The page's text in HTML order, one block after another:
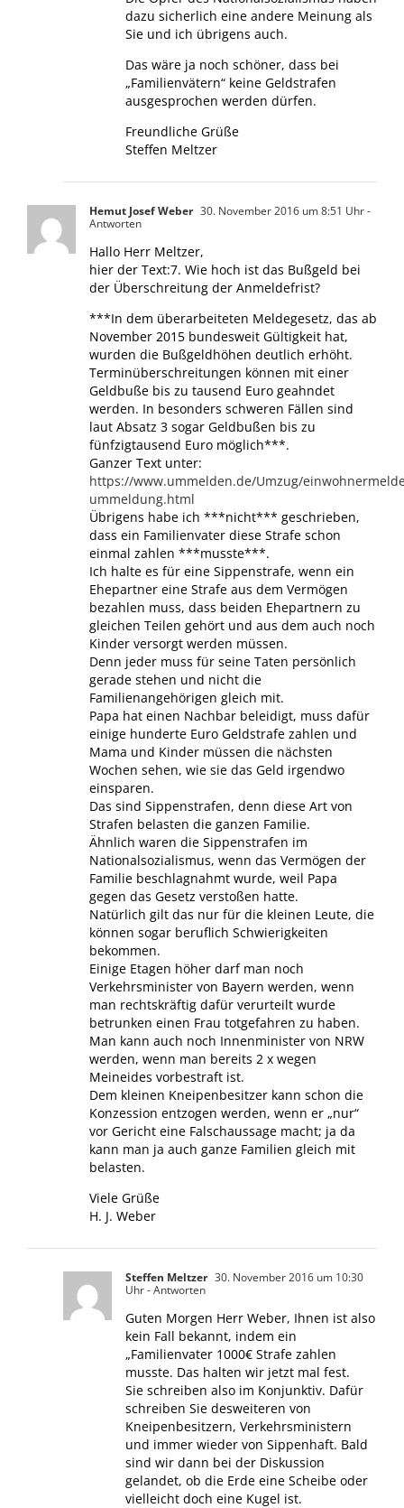
dazu sicherlich eine andere Meinung als
Sie und ich übrigens auch.
Das wäre ja noch schöner, dass bei
„Familienvätern“ keine Geldstrafen
ausgesprochen werden dürfen.
Freundliche Grüße
Steffen Meltzer
Hemut Josef Weber 30. November 2016 um 8:51 Uhr-
Antworten
Hallo Herr Meltzer,
hier der Text:7. Wie hoch ist das Bußgeld bei
der Überschreitung der Anmeldefrist?
***In dem überarbeiteten Meldegesetz, das ab
November 2015 bundesweit Gültigkeit hat,
wurden die Bußgeldhöhen deutlich erhöht.
Terminüberschreitungen können mit einer
Geldbuße bis zu tausend Euro geahndet
werden. In besonders schweren Fällen sind
laut Absatz 3 sogar Geldbußen bis zu
fünfzigtausend Euro möglich***.
Ganzer Text unter:
https://www.ummelden.de/Umzug/
ummeldung.html
Übrigens habe ich ***nicht*** geschrieben,
dass ein Familienvater diese Strafe schon
einmal zahlen ***musste***.
Ich halte es für eine Sippenstrafe, wenn ein
Ehepartner eine Strafe aus dem Vermögen
bezahlen muss, dass beiden Ehepartnern zu
gleichen Teilen gehört und aus dem auch noch
Kinder versorgt werden müssen.
Denn jeder muss für seine Taten persönlich
gerade stehen und nicht die
Familienangehörigen gleich mit.
Papa hat einen Nachbar beleidigt, muss dafür
einige hunderte Euro Geldstrafe zahlen und
Mama und Kinder müssen die nächsten
Wochen sehen, wie sie das Geld irgendwo
einsparen.
Das sind Sippenstrafen, denn diese Art von
Strafen belasten die ganzen Familie.
Ähnlich waren die Sippenstrafen im
Nationalsozialismus, wenn das Vermögen der
Familie beschlagnahmt wurde, weil Papa
gegen das Gesetz verstoßen hatte.
Natürlich gilt das nur für die kleinen Leute, die
können sogar beruflich Schwierigkeiten
bekommen.
Einige Etagen höher darf man noch
Verkehrsminister von Bayern werden, wenn
man rechtskräftig dafür verurteilt wurde
betrunken einen Frau totgefahren zu haben.
Man kann auch noch Innenminister von NRW
werden, wenn man bereits 2 x wegen
Meineides vorbestraft ist.
Dem kleinen Kneipenbesitzer kann schon die
Konzession entzogen werden, wenn er „nur“
vor Gericht eine Falschaussage macht; ja da
kann man ja auch ganze Familien gleich mit
belasten.
Viele Grüße
H. J. Weber
Steffen Meltzer 30. November 2016 um 10:30
Uhr- Antworten
Guten Morgen Herr Weber, Ihnen ist also
kein Fall bekannt, indem ein
„Familienvater 1000€ Strafe zahlen
musste. Das halten wir jetzt mal fest.
Sie schreiben also im Konjunktiv. Dafür
schreiben Sie desweiteren von
Kneipenbesitzern, Verkehrsministern
und immer wieder von Sippenhaft. Bald
sind wir dann bei der Diskussion
gelandet, ob die Erde eine Scheibe oder
vielleicht doch eine Kugel ist.